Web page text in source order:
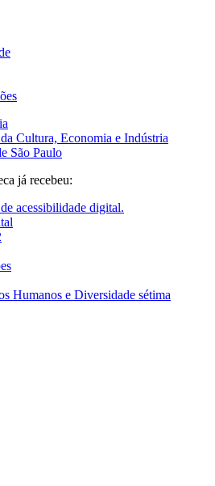
Cultura, Economia e Indústria
São Paulo
já recebeu: